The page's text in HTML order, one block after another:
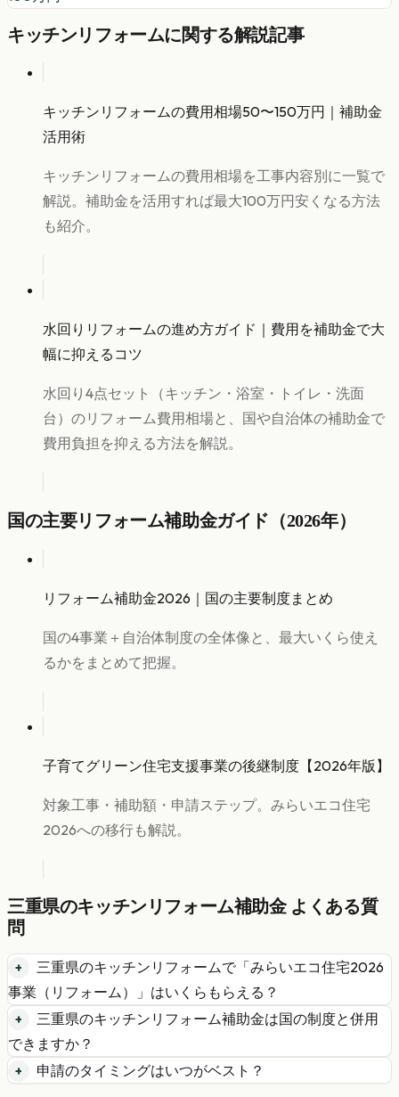
キッチンリフォームに関する解説記事
キッチンリフォームの費用相場50〜150万円｜補助金
活用術
キッチンリフォームの費用相場を工事内容別に一覧で
解説。補助金を活用すれば最大100万円安くなる方法
も紹介。
水回りリフォームの進め方ガイド｜費用を補助金で大
幅に抑えるコツ
水回り4点セット（キッチン・浴室・トイレ・洗面
台）のリフォーム費用相場と、国や自治体の補助金で
費用負担を抑える方法を解説。
国の主要リフォーム補助金ガイド（2026年）
リフォーム補助金2026｜国の主要制度まとめ
国の4事業＋自治体制度の全体像と、最大いくら使え
るかをまとめて把握。
子育てグリーン住宅支援事業の後継制度【2026年版】
対象工事・補助額・申請ステップ。みらいエコ住宅
2026への移行も解説。
三重県のキッチンリフォーム補助金 よくある質
問
三重県のキッチンリフォームで「みらいエコ住宅2026
事業（リフォーム）
」はいくらもらえる？
三重県のキッチンリフォーム補助金は国の制度と併用
できますか？
申請のタイミングはいつがベスト？